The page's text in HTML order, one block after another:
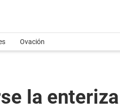
Ovación
la